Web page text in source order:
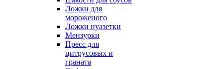
Ложки для
мороженого
Ложки нуазетки
Мензурки
Пресс для
цитрусовых и
граната